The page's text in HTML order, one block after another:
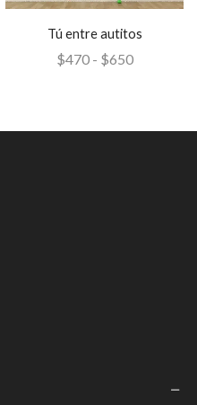
Tú entre autitos
$470 - $650